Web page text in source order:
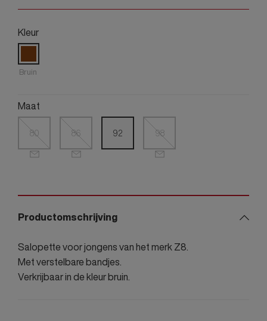
Kleur
Bruin
Maat
80 86 92 98
Productomschrijving
Salopette voor jongens van het merk Z8.
Met verstelbare bandjes.
Verkrijbaar in de kleur bruin.